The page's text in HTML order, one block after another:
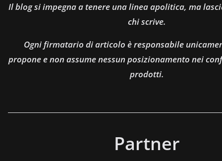
Il blog si impegna a tenere una linea apolitica, ma
chi scrive.
Ogni firmatario di articolo è responsabile
propone e non assume nessun posizionamento nei
prodotti.
Partner